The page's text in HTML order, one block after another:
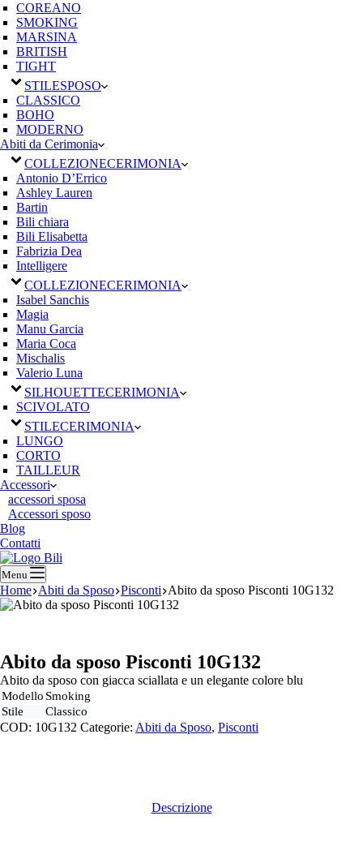
COREANO
SMOKING
MARSINA
BRITISH
TIGHT
STILESPOSO
CLASSICO
BOHO
MODERNO
Abiti da Cerimonia
COLLEZIONECERIMONIA
Antonio D’Errico
Ashley Lauren
Bartin
Bili chiara
Bili Elisabetta
Fabrizia Dea
Intelligere
COLLEZIONECERIMONIA
Isabel Sanchis
Magia
Manu Garcia
Maria Coca
Mischalis
Valerio Luna
SILHOUETTECERIMONIA
SCIVOLATO
STILECERIMONIA
LUNGO
CORTO
TAILLEUR
Accessori
accessori sposa
Accessori sposo
Blog
Contatti
Menu
Home Abiti da Sposo Pisconti Abito da sposo Pisconti 10G132
Abito da sposo Pisconti 10G132
Abito da sposo con giacca sciallata e un elegante colore blu
Modello Smoking
Stile
Classico
COD: 10G132 Categorie: Abiti da Sposo, Pisconti
Descrizione